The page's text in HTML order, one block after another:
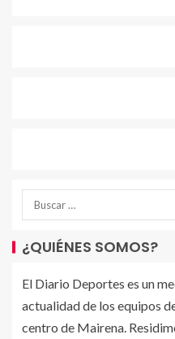
¿QUIÉNES SOMOS?
El Diario Deportes es un
actualidad de los equipos
centro de Mairena.